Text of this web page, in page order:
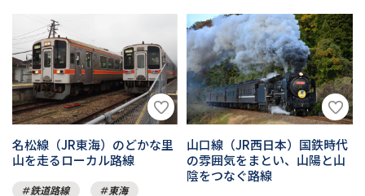
名松線（JR東海）のどかな里
山を走るローカル路線
鉄道路線
東海
山口線（JR西日本）国鉄時代
の雰囲気をまとい、山陽と山
陰をつなぐ路線